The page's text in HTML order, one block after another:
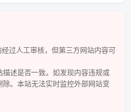
经过人工审核，但第三方网站内容可
述是否一致。如发现内容违规或
。本站无法实时监控外部网站变